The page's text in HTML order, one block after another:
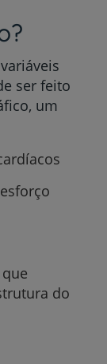
ser feito
um
do